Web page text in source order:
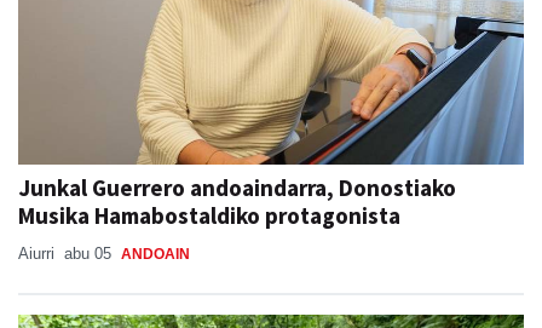
Junkal Guerrero andoaindarra, Donostiako
Musika Hamabostaldiko protagonista
Aiurri abu 05 ANDOAIN